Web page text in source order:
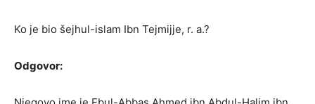
Ko je bio šejhul-islam Ibn Tejmijje, r. a.?
Odgovor: